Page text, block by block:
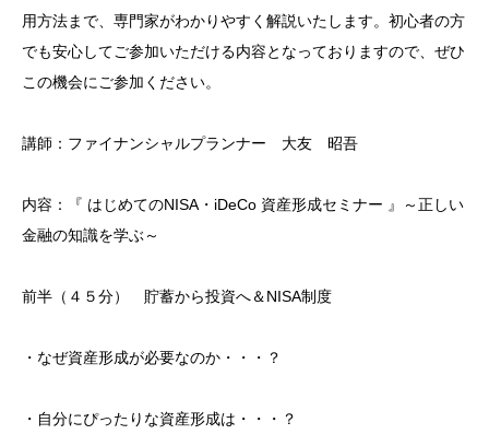
用方法まで、専門家がわかりやすく解説いたします。初心者の方
でも安心してご参加いただける内容となっておりますので、ぜひ
この機会にご参加ください。
講師：ファイナンシャルプランナー 大友 昭吾
内容：『 はじめてのNISA・iDeCo 資産形成セミナー 』～正しい
金融の知識を学ぶ～
前半（４５分） 貯蓄から投資へ＆NISA制度
・なぜ資産形成が必要なのか・・・？
・自分にぴったりな資産形成は・・・？